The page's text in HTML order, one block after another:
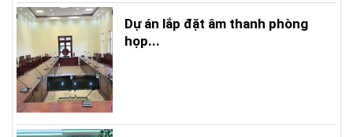
Dự án lắp đặt âm thanh phòng
họp...